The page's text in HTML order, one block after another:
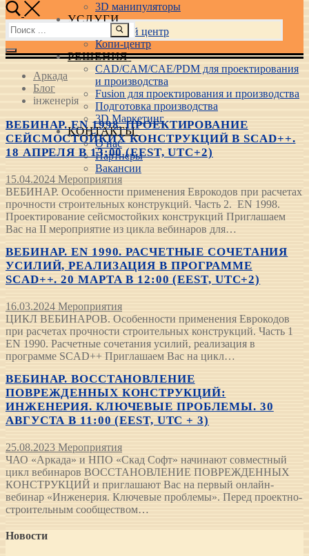
3D манипуляторы
УСЛУГИ
Учебный центр
Копи-центр
РЕШЕНИЯ
CAD/CAM/CAE/PDM для проектирования
и производства
Fusion для проектирования и производства
Подготовка производства
3D Маркетинг
КОНТАКТЫ
О нас
Партнеры
Вакансии
Найти:
Аркада
Блог
інженерія
ВЕБИНАР. EN 1998. ПРОЕКТИРОВАНИЕ
СЕЙСМОСТОЙКИХ КОНСТРУКЦИЙ В SCAD++.
18 АПРЕЛЯ В 13:00 (EEST, UTC+2)
15.04.2024 Мероприятия
ВЕБИНАР. Особенности применения Еврокодов при расчетах
прочности строительных конструкций. Часть 2. EN 1998.
Проектирование сейсмостойких конструкций Приглашаем
Вас на ІІ мероприятие из цикла вебинаров для…
ВЕБИНАР. EN 1990. РАСЧЕТНЫЕ СОЧЕТАНИЯ
УСИЛИЙ, РЕАЛИЗАЦИЯ В ПРОГРАММЕ
SCAD++. 20 МАРТА В 12:00 (EEST, UTC+2)
16.03.2024 Мероприятия
ЦИКЛ ВЕБИНАРОВ. Особенности применения Еврокодов
при расчетах прочности строительных конструкций. Часть 1
EN 1990. Расчетные сочетания усилий, реализация в
программе SCAD++ Приглашаем Вас на цикл…
ВЕБИНАР. ВОССТАНОВЛЕНИЕ
ПОВРЕЖДЕННЫХ КОНСТРУКЦИЙ:
ИНЖЕНЕРИЯ. КЛЮЧЕВЫЕ ПРОБЛЕМЫ. 30
АВГУСТА В 11:00 (EEST, UTC + 3)
25.08.2023 Мероприятия
ЧАО «Аркада» и НПО «Скад Софт» начинают совместный
цикл вебинаров ВОССТАНОВЛЕНИЕ ПОВРЕЖДЕННЫХ
КОНСТРУКЦИЙ и приглашают Вас на первый онлайн-
вебинар «Инженерия. Ключевые проблемы». Перед проектно-
строительным сообществом…
Новости